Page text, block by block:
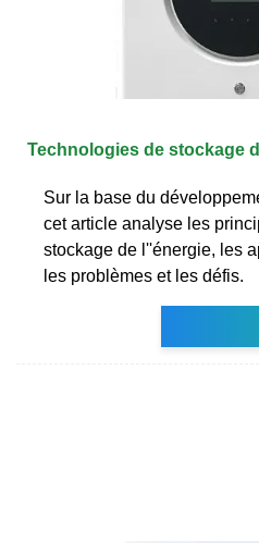
Technologies de stockage
Sur la base du
cet article analyse les
stockage de l''énergie, les
les problèmes et les défis.